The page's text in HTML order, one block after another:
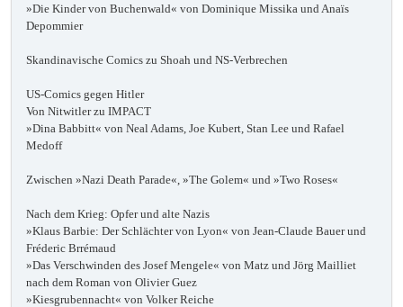
»Die Kinder von Buchenwald« von Dominique Missika und Anaïs
Depommier
Skandinavische Comics zu Shoah und NS-Verbrechen
US-Comics gegen Hitler
Von Nitwitler zu IMPACT
»Dina Babbitt« von Neal Adams, Joe Kubert, Stan Lee und Rafael
Medoff
Zwischen »Nazi Death Parade«, »The Golem« und »Two Roses«
Nach dem Krieg: Opfer und alte Nazis
»Klaus Barbie: Der Schlächter von Lyon« von Jean-Claude Bauer und
Fréderic Brrémaud
»Das Verschwinden des Josef Mengele« von Matz und Jörg Mailliet
nach dem Roman von Olivier Guez
»Kiesgrubennacht« von Volker Reiche